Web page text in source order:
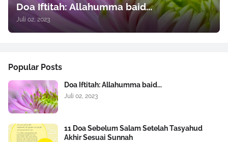
Doa Iftitah: Allahumma baid...
Juli 02, 2023
Popular Posts
Doa Iftitah: Allahumma baid...
Juli 02, 2023
11 Doa Sebelum Salam Setelah Tasyahud
Akhir Sesuai Sunnah